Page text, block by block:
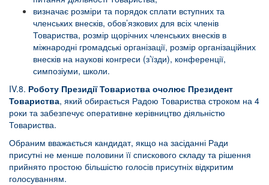
визначає розміри та порядок сплати вступних та
членських внесків, обов’язкових для всіх членів
Товариства, розмір щорічних членських внесків в
міжнародні громадські організації, розмір організаційних
внесків на наукові конгреси (з’їзди), конференції,
симпозіуми, школи.
IV.8. Роботу Президії Товариства очолює Президент
Товариства, який обирається Радою Товариства строком на 4
роки та забезпечує оперативне керівництво діяльністю
Товариства.
Обраним вважається кандидат, якщо на засіданні Ради
присутні не менше половини її спискового складу та рішення
прийнято простою більшістю голосів присутніх відкритим
голосуванням.